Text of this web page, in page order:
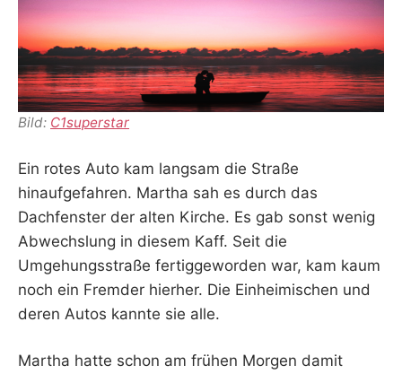
Bild: C1superstar
Ein rotes Auto kam langsam die Straße
hinaufgefahren. Martha sah es durch das
Dachfenster der alten Kirche. Es gab sonst wenig
Abwechslung in diesem Kaff. Seit die
Umgehungsstraße fertiggeworden war, kam kaum
noch ein Fremder hierher. Die Einheimischen und
deren Autos kannte sie alle.
Martha hatte schon am frühen Morgen damit